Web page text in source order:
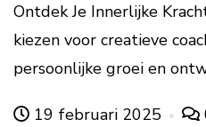
Ontdek Je Innerlijke
kiezen voor creatieve
persoonlijke groei en
19 februari 2025